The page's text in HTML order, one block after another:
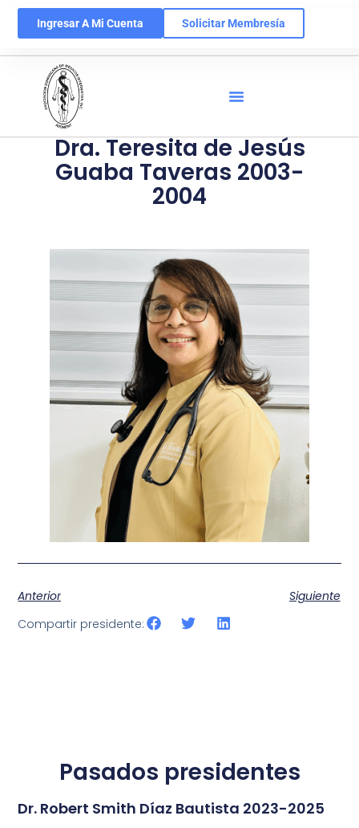
Ingresar A Mi Cuenta Solicitar Membresía
Dra. Teresita de Jesús
Guaba Taveras 2003-
2004
Anterior
Siguiente
Compartir presidente:
Pasados presidentes
Dr. Robert Smith Díaz Bautista 2023-2025